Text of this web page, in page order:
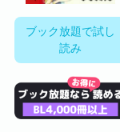
ブック放題で試し
読み